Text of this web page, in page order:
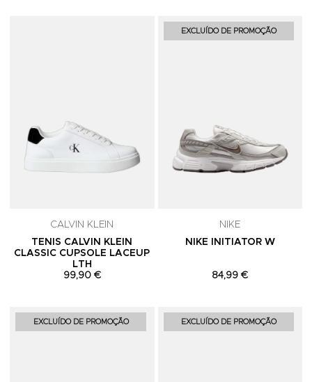
Adicionar aos Favoritos
CALVIN KLEIN
TENIS CALVIN KLEIN
CLASSIC CUPSOLE LACEUP
LTH
99,90 €
EXCLUÍDO DE PROMOÇÃO
NIKE
NIKE INITIATOR W
84,99 €
EXCLUÍDO DE PROMOÇÃO Adicionar aos Favoritos
EXCLUÍDO DE PROMOÇÃO